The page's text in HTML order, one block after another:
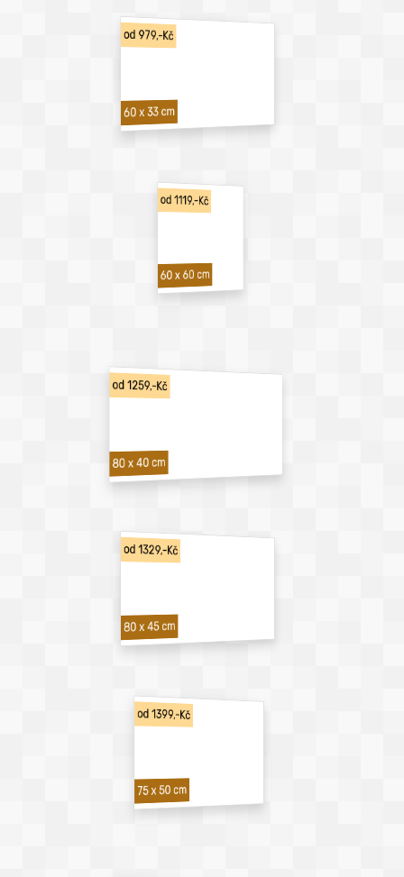
od 979,-Kč
60 x 33 cm
od 1119,-Kč
60 x 60 cm
od 1259,-Kč
80 x 40 cm
od 1329,-Kč
80 x 45 cm
od 1399,-Kč
75 x 50 cm